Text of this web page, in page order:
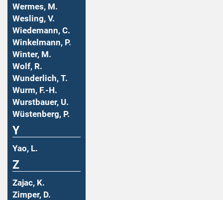
Wermes, M.
Wesling, V.
Wiedemann, C.
Winkelmann, P.
Winter, M.
Wolf, R.
Wunderlich, T.
Wurm, F.-H.
Wurstbauer, U.
Wüstenberg, P.
Y
Yao, L.
Z
Zajac, K.
Zimper, D.